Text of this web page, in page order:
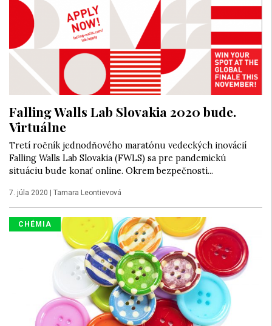
Falling Walls Lab Slovakia 2020 bude.
Virtuálne
Tretí ročník jednodňového maratónu vedeckých inovácií
Falling Walls Lab Slovakia (FWLS) sa pre pandemickú
situáciu bude konať online. Okrem bezpečnosti...
7. júla 2020 | Tamara Leontievová
CHÉMIA